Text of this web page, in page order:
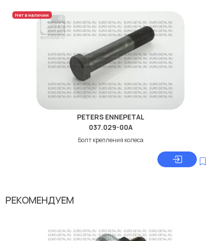
Нет в наличии
PETERS ENNEPETAL
037.029-00A
Болт крепления колеса
РЕКОМЕНДУЕМ